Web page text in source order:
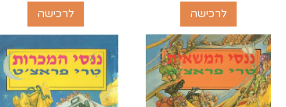
לרכישה לרכישה